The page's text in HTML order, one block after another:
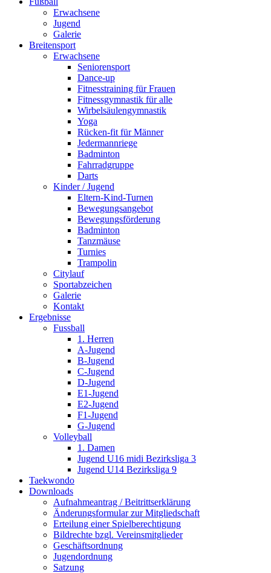
Erwachsene
Jugend
Galerie
Breitensport
Erwachsene
Seniorensport
Dance-up
Fitnesstraining für Frauen
Fitnessgymnastik für alle
Wirbelsäulengymnastik
Yoga
Rücken-fit für Männer
Jedermannriege
Badminton
Fahrradgruppe
Darts
Kinder / Jugend
Eltern-Kind-Turnen
Bewegungsangebot
Bewegungsförderung
Badminton
Tanzmäuse
Turnies
Trampolin
Citylauf
Sportabzeichen
Galerie
Kontakt
Ergebnisse
Fussball
1. Herren
A-Jugend
B-Jugend
C-Jugend
D-Jugend
E1-Jugend
E2-Jugend
F1-Jugend
G-Jugend
Volleyball
1. Damen
Jugend U16 midi Bezirksliga 3
Jugend U14 Bezirksliga 9
Taekwondo
Downloads
Aufnahmeantrag / Beitrittserklärung
Änderungsformular zur Mitgliedschaft
Erteilung einer Spielberechtigung
Bildrechte bzgl. Vereinsmitglieder
Geschäftsordnung
Jugendordnung
Satzung